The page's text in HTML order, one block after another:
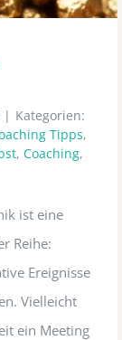
| Kategorien:
Tipps,
, Coaching,
ist eine
Reihe:
Ereignisse
Vielleicht
ein Meeting